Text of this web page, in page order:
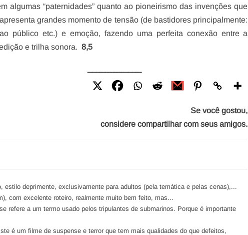
algumas “paternidades” quanto ao pioneirismo das invenções que
grandes momento de tensão (de bastidores principalmente:
público etc.) e emoção, fazendo uma perfeita conexão entre a
e trilha sonora.8,5
Se você gostou,
considere compartilhar com seus amigos.
estilo deprimente, exclusivamente para adultos (pela temática e pelas cenas),...
com excelente roteiro, realmente muito bem feito, mas...
refere a um termo usado pelos tripulantes de submarinos. Porque é importante
é um filme de suspense e terror que tem mais qualidades do que defeitos,